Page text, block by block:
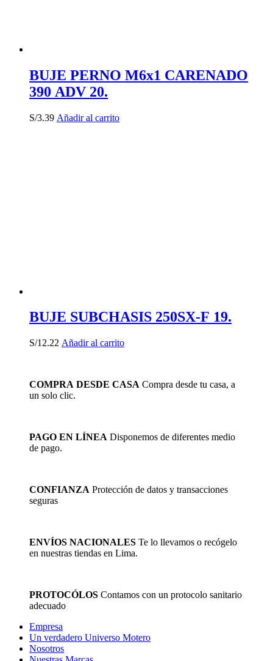
BUJE PERNO M6x1 CARENADO
390 ADV 20.
S/3.39 Añadir al carrito
BUJE SUBCHASIS 250SX-F 19.
S/12.22 Añadir al carrito
COMPRA DESDE CASA Compra desde tu casa, a
un solo clic.
PAGO EN LÍNEA Disponemos de diferentes medio
de pago.
CONFIANZA Protección de datos y transacciones
seguras
ENVÍOS NACIONALES Te lo llevamos o recógelo
en nuestras tiendas en Lima.
PROTOCÓLOS Contamos con un protocolo sanitario
adecuado
Empresa
Un verdadero Universo Motero
Nosotros